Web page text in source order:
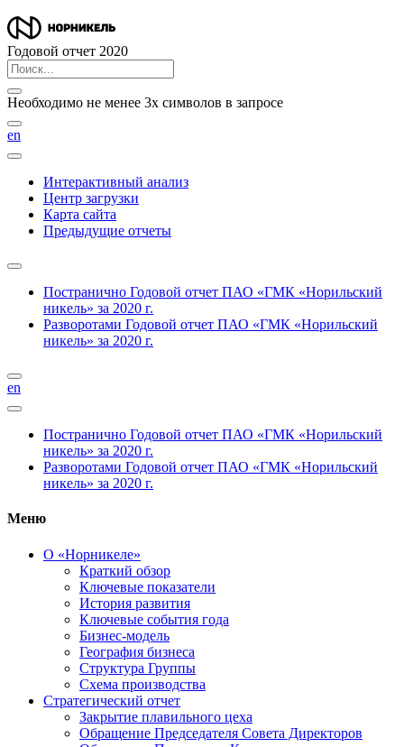
Годовой отчет 2020
Необходимо не менее 3х символов в запросе
en
Интерактивный анализ
Центр загрузки
Карта сайта
Предыдущие отчеты
Постранично Годовой отчет ПАО «ГМК «Норильский
никель» за 2020 г.
Разворотами Годовой отчет ПАО «ГМК «Норильский
никель» за 2020 г.
en
Постранично Годовой отчет ПАО «ГМК «Норильский
никель» за 2020 г.
Разворотами Годовой отчет ПАО «ГМК «Норильский
никель» за 2020 г.
Меню
О «Норникеле»
Краткий обзор
Ключевые показатели
История развития
Ключевые события года
Бизнес-модель
География бизнеса
Структура Группы
Схема производства
Стратегический отчет
Закрытие плавильного цеха
Обращение Председателя Совета Директоров